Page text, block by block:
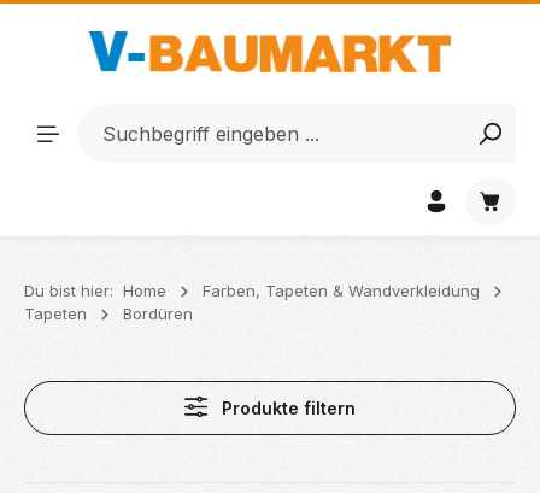
Zum Hauptinhalt springen
Du bist hier: Home
Farben, Tapeten & Wandverkleidung
Tapeten
Bordüren
Produkte filtern